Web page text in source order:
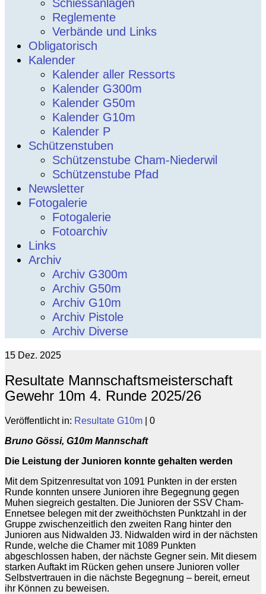
Schiessanlagen
Reglemente
Verbände und Links
Obligatorisch
Kalender
Kalender aller Ressorts
Kalender G300m
Kalender G50m
Kalender G10m
Kalender P
Schützenstuben
Schützenstube Cham-Niederwil
Schützenstube Pfad
Newsletter
Fotogalerie
Fotogalerie
Fotoarchiv
Links
Archiv
Archiv G300m
Archiv G50m
Archiv G10m
Archiv Pistole
Archiv Diverse
15 Dez. 2025
Resultate Mannschaftsmeisterschaft
Gewehr 10m 4. Runde 2025/26
Veröffentlicht in: Resultate G10m
0
Bruno Gössi, G10m Mannschaft
Die Leistung der Junioren konnte gehalten werden
Mit dem Spitzenresultat von 1091 Punkten in der ersten
Runde konnten unsere Junioren ihre Begegnung gegen
Muhen siegreich gestalten. Die Junioren der SSV Cham-
Ennetsee belegen mit der zweithöchsten Punktzahl in der
Gruppe zwischenzeitlich den zweiten Rang hinter den
Junioren aus Nidwalden J3. Nidwalden wird in der nächsten
Runde, welche die Chamer mit 1089 Punkten
abgeschlossen haben, der nächste Gegner sein. Mit diesem
starken Auftakt im Rücken gehen unsere Junioren voller
Selbstvertrauen in die nächste Begegnung – bereit, erneut
ihr Können zu beweisen.